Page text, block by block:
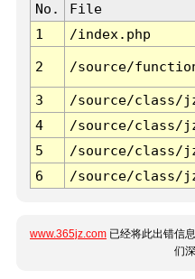
No. File
1
/index.php
2 /source/
3 /source/class/
4
/source/class/
5
/source/class/
6
/source/class/
www.365jz.com 已经将此出错信
们